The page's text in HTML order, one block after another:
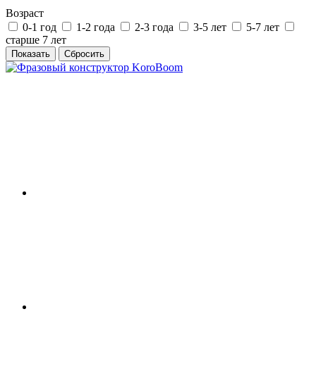
Возраст
0-1 год
1-2 года 2-3 года 3-5 лет
5-7 лет
старше 7 лет